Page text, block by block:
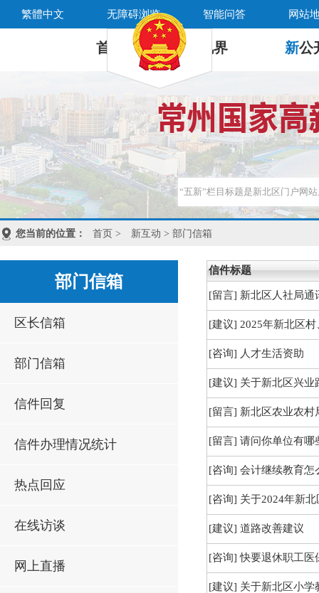
繁體中文 无障碍浏览 智能问答 网站
首 页 新 视界 新公
您当前的位置： 首页 > 新互动 > 部门信箱
部门信箱
区长信箱
部门信箱
信件回复
信件办理情况统计
热点回应
在线访谈
网上直播
信件标题
[留言] 新北区人社局通
[建议] 2025年新北区
[咨询] 人才生活资助
[建议] 关于新北区兴业
[留言] 新北区农业农村
[留言] 请问你单位有哪
[咨询] 会计继续教育怎
[咨询] 关于2024年新
[建议] 道路改善建议
[咨询] 快要退休职工医
[建议] 关于新北区小学